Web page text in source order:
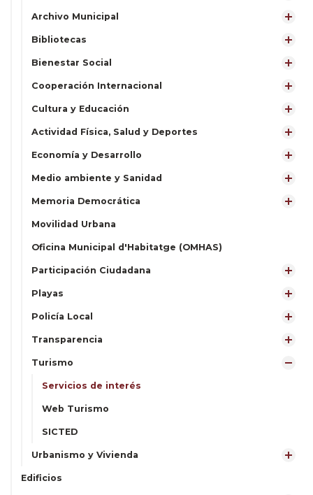
Archivo Municipal
Bibliotecas
Bienestar Social
Cooperación Internacional
Cultura y Educación
Actividad Física, Salud y Deportes
Economía y Desarrollo
Medio ambiente y Sanidad
Memoria Democrática
Movilidad Urbana
Oficina Municipal d'Habitatge (OMHAS)
Participación Ciudadana
Playas
Policía Local
Transparencia
Turismo
Servicios de interés
Web Turismo
SICTED
Urbanismo y Vivienda
Edificios